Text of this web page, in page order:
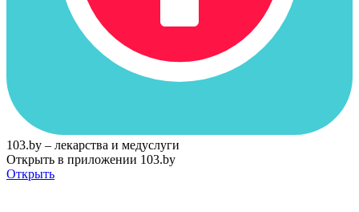
103.by – лекарства и медуслуги
Открыть в приложении 103.by
Открыть